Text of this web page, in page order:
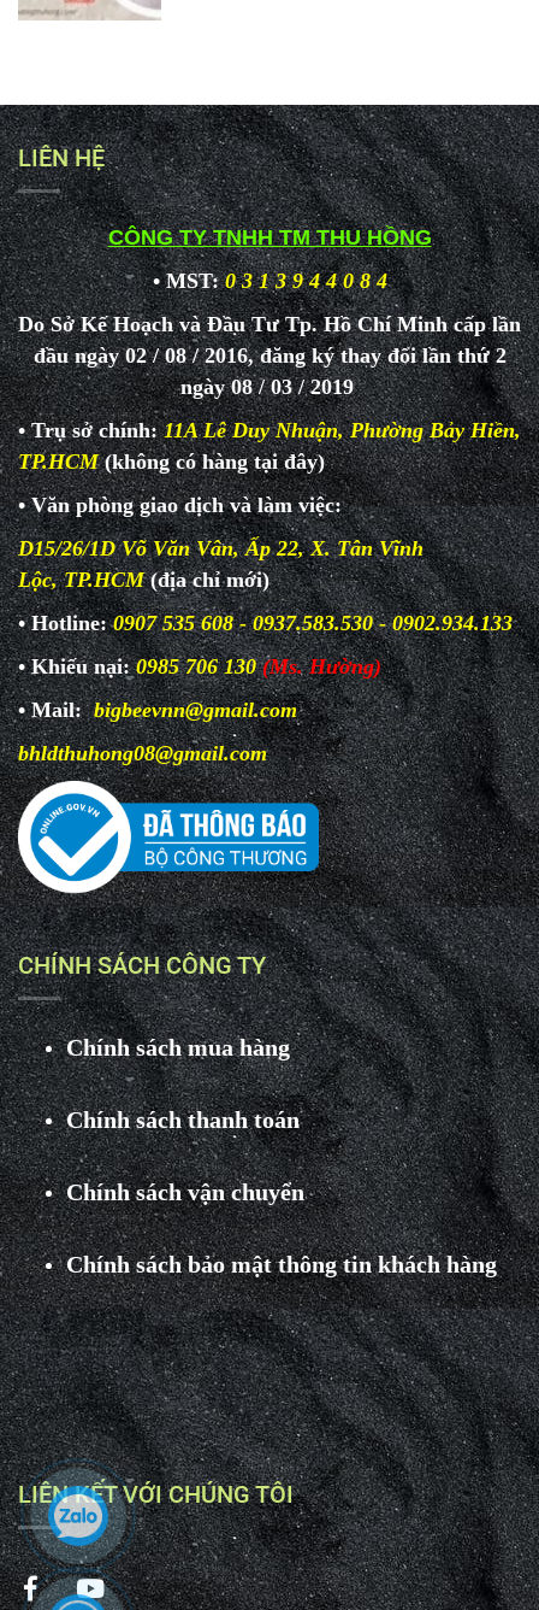
LIÊN HỆ
CÔNG TY TNHH TM THU HỒNG
• MST: 0 3 1 3 9 4 4 0 8 4
Do Sở Kế Hoạch và Đầu Tư Tp. Hồ Chí Minh cấp lần
đầu ngày 02 / 08 / 2016, đăng ký thay đổi lần thứ 2
ngày 08 / 03 / 2019
• Trụ sở chính:11A Lê Duy Nhuận, Phường Bảy Hiền,
TP.HCM (không có hàng tại đây)
• Văn phòng giao dịch và làmviệc:
D15/26/1D Võ Văn Vân, Ấp 22, X. Tân Vĩnh
Lộc, TP.HCM(địa chỉ mới)
• Hotline:0907 535 608 - 0937.583.530 - 0902.934.133
• Khiếu nại: 0985 706 130 (Ms. Hường)
• Mail:bigbeevnn@gmail.com
bhldthuhong08@gmail.com
CHÍNH SÁCH CÔNG TY
Chính sách mua hàng
Chính sách thanh toán
Chính sách vận chuyển
Chính sách bảo mật thông tin khách hàng
LIÊN KẾT VỚI CHÚNG TÔI